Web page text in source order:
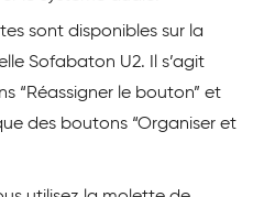
sont disponibles sur la
Sofabaton U2. Il s’agit
“Réassigner le bouton” et
des boutons “Organiser et